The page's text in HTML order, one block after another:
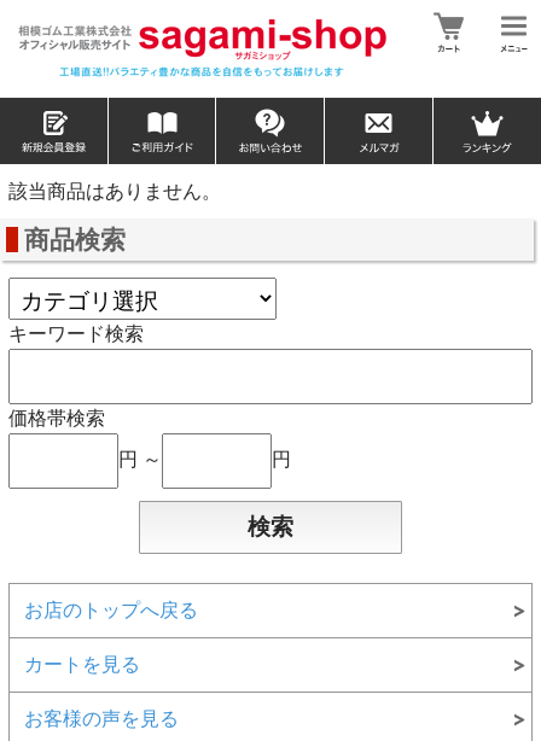
該当商品はありません。
商品検索
キーワード検索
価格帯検索
円 ～ 円
お店のトップへ戻る
カートを見る
お客様の声を見る